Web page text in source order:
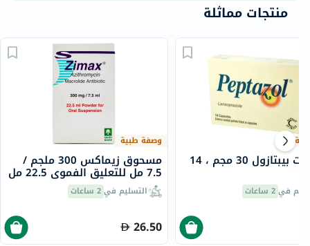
منتجات مماثلة
وصفة طبية
مسحوق زيماكس 300 ملجم /
7.5 مل للتعليق الفموي 22.5 مل
التسليم في 2 ساعات
26.50
كبسولات بيبتازول 30 مجم ، 14
في2 ساعات